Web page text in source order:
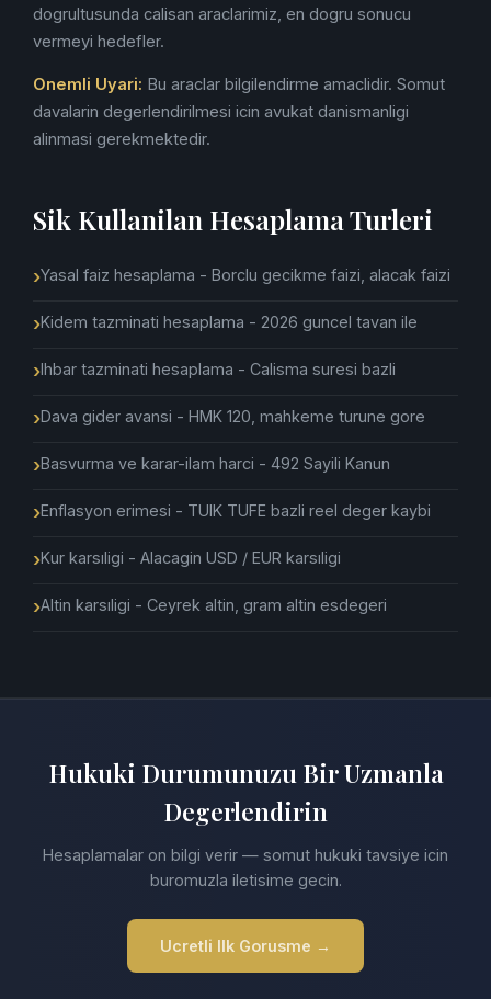
dogrultusunda calisan araclarimiz, en dogru sonucu
vermeyi hedefler.
Onemli Uyari: Bu araclar bilgilendirme amaclidir. Somut
davalarin degerlendirilmesi icin avukat danismanligi
alinmasi gerekmektedir.
Sik Kullanilan Hesaplama Turleri
Yasal faiz hesaplama - Borclu gecikme faizi, alacak faizi
Kidem tazminati hesaplama - 2026 guncel tavan ile
Ihbar tazminati hesaplama - Calisma suresi bazli
Dava gider avansi - HMK 120, mahkeme turune gore
Basvurma ve karar-ilam harci - 492 Sayili Kanun
Enflasyon erimesi - TUIK TUFE bazli reel deger kaybi
Kur karsıligi - Alacagin USD / EUR karsıligi
Altin karsıligi - Ceyrek altin, gram altin esdegeri
Hukuki Durumunuzu Bir Uzmanla
Degerlendirin
Hesaplamalar on bilgi verir — somut hukuki tavsiye icin
buromuzla iletisime gecin.
Ucretli Ilk Gorusme →